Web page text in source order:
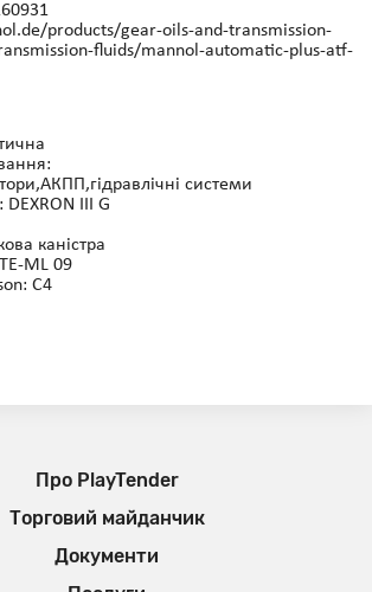
products/gear-oils-and-transmission-
fluids/mannol-automatic-plus-atf-
системи
DEXRON III G
каністра
ML 09
C4
Про PlayTender
Торговий майданчик
Документи